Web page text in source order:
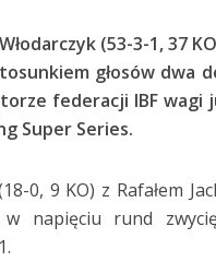
(53-3-1, 37
głosów dwa
federacji IBF wagi
Super Series.
0, 9 KO) z Rafałem
napięciu rund